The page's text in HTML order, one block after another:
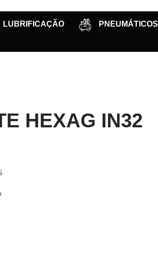
LUBRIFICAÇÃO PNEUMÁTICOS
HEXAG IN32